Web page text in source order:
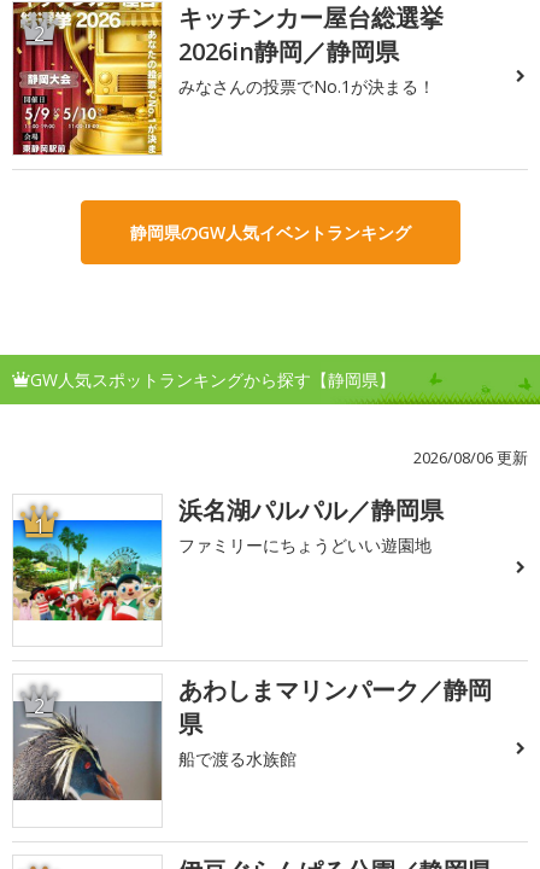
2
キッチンカー屋台総選挙
2026in静岡／静岡県
みなさんの投票でNo.1が決まる！
静岡県のGW人気イベントランキング
GW人気スポットランキングから探す【静岡県】
2026/08/06 更新
1 浜名湖パルパル／静岡県
ファミリーにちょうどいい遊園地
2
あわしまマリンパーク／静岡
県
船で渡る水族館